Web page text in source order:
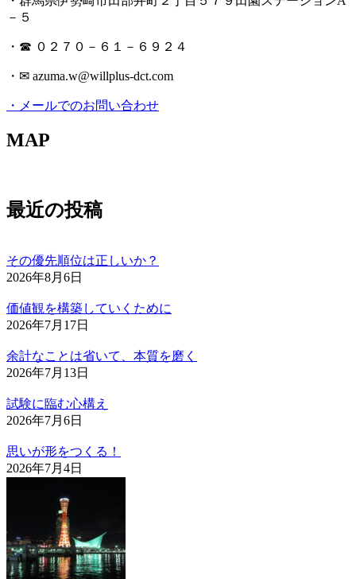
－５
・☎ ０２７０－６１－６９２４
・✉ azuma.w@willplus-dct.com
・メールでのお問い合わせ
MAP
最近の投稿
その優先順位は正しいか？
2026年8月6日
価値観を構築していくために
2026年7月17日
余計なことは省いて、本質を磨く
2026年7月13日
試験に臨む心構え
2026年7月6日
思いが形をつくる！
2026年7月4日